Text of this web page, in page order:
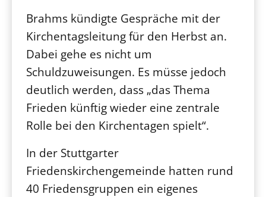
Brahms kündigte Gespräche mit der
Kirchentagsleitung für den Herbst an.
Dabei gehe es nicht um
Schuldzuweisungen. Es müsse jedoch
deutlich werden, dass „das Thema
Frieden künftig wieder eine zentrale
Rolle bei den Kirchentagen spielt“.
In der Stuttgarter
Friedenskirchengemeinde hatten rund
40 Friedensgruppen ein eigenes